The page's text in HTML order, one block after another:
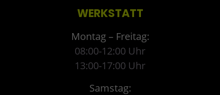
WERKSTATT
Montag – Freitag:
08:00-12:00 Uhr
13:00-17:00 Uhr
Samstag: